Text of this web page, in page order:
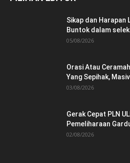
Sikap dan Harapan
Buntok dalam
05/08/2026
Orasi Atau
Yang Sepihak,
03/08/2026
Gerak Cepat PLN
Pemeliharaan
02/08/2026